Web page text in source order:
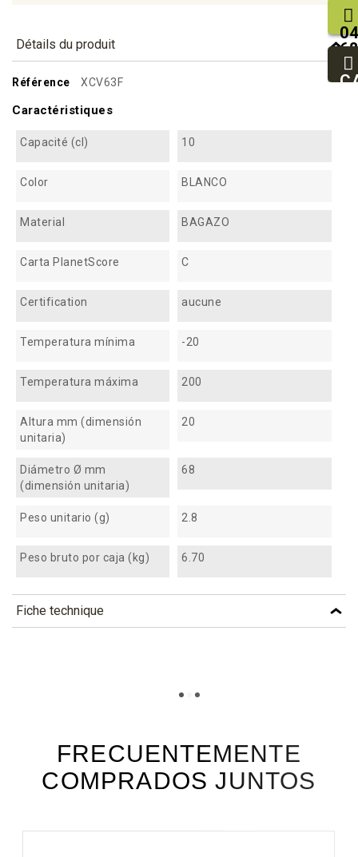
Détails du produit
Référence XCV63F
Caractéristiques
Capacité (cl) 10
Color BLANCO
Material BAGAZO
Carta PlanetScore C
Certification aucune
Temperatura mínima -20
Temperatura máxima 200
Altura mm (dimensión
unitaria)
20
Diámetro Ø mm
(dimensión unitaria)
68
Peso unitario (g) 2.8
Peso bruto por caja (kg) 6.70
Fiche technique
FRECUENTEMENTE
COMPRADOS JUNTOS
04
68
25
93